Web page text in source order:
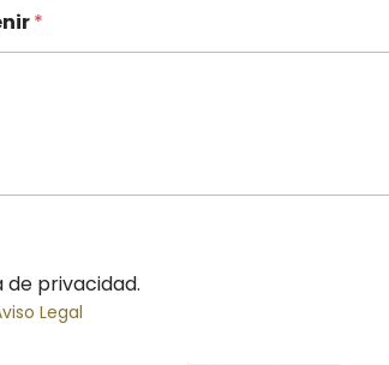
*
de privacidad.
Legal